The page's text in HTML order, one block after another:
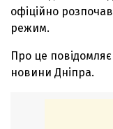
офіційно
режим.
Про це
новини Дніпра.